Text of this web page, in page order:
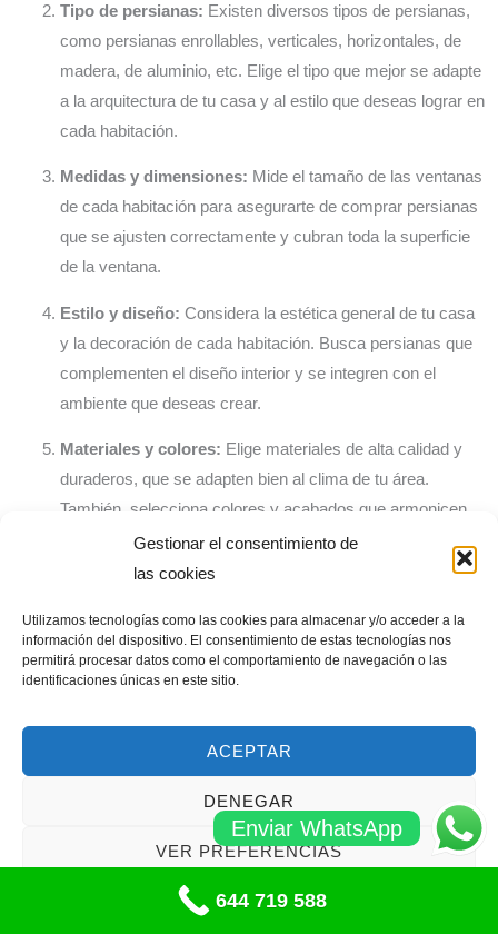
Gestionar el consentimiento de
las cookies
Utilizamos tecnologías como las cookies para almacenar y/o acceder a la
información del dispositivo. El consentimiento de estas tecnologías nos
permitirá procesar datos como el comportamiento de navegación o las
identificaciones únicas en este sitio.
ACEPTAR
DENEGAR
VER PREFERENCIAS
Política de cookies
Tipo de persianas: Existen diversos tipos de persianas,
como persianas enrollables, verticales, horizontales, de
madera, de aluminio, etc. Elige el tipo que mejor se adapte
a la arquitectura de tu casa y al estilo que deseas lograr en
cada habitación.
Medidas y dimensiones: Mide el tamaño de las ventanas
de cada habitación para asegurarte de comprar persianas
que se ajusten correctamente y cubran toda la superficie
de la ventana.
Estilo y diseño: Considera la estética general de tu casa
y la decoración de cada habitación. Busca persianas que
complementen el diseño interior y se integren con el
ambiente que deseas crear.
Materiales y colores: Elige materiales de alta calidad y
duraderos, que se adapten bien al clima de tu área.
También, selecciona colores y acabados que armonicen
con la decoración y la paleta de colores de cada
habitación.
Presupuesto:Define cuánto estás dispuesto a gastar en
las persianas. Establece un presupuesto para cada
habitación y busca opciones que se ajusten a él sin
Opiniones y recomendaciones:
opiniones de otros clientes sobre las persianas que estás
considerando. Las experiencias de otros usuarios pueden
ayudarte a tomar una decisión informada.
Asesoramiento profesional:
orientación, considera hablar con un especialista en
Enviar WhatsApp
644 719 588